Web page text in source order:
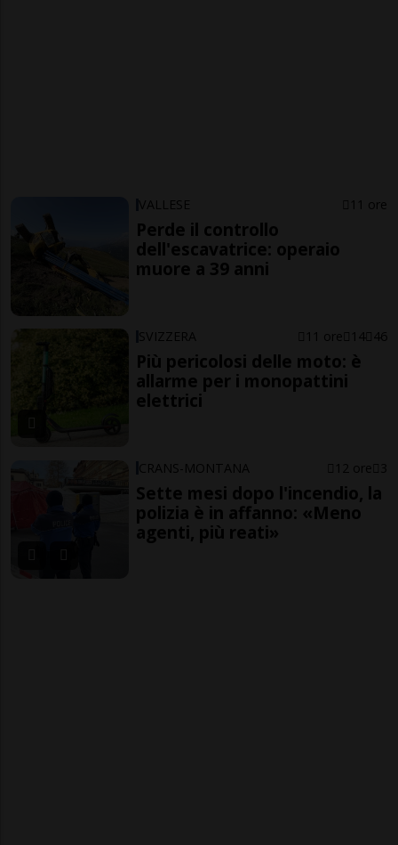
VALLESE 11 ore
Perde il controllo
dell'escavatrice: operaio
muore a 39 anni
SVIZZERA 11 ore 14 46
Più pericolosi delle moto: è
allarme per i monopattini
elettrici
CRANS-MONTANA 12 ore 3
Sette mesi dopo l'incendio, la
polizia è in affanno: «Meno
agenti, più reati»